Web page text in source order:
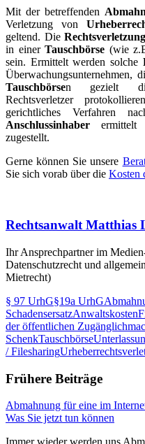
Mit der betreffenden
Verletzung von
geltend. DieRechtsverletzung
in einer Tauschbörse (wie
sein. Ermittelt werden solche
Überwachungsunternehmen,
Tauschbörsen gezielt
Rechtsverletzer
gerichtliches Verfahren
Anschlussinhaber ermittelt
zugestellt.
Gerne können Sie unsere
Sie sich vorab über die Kosten
Rechtsanwalt Matthias
Ihr Ansprechpartner im
Datenschutzrecht und
Mietrecht)
§ 97 UrhG§19a UrhG
SchadensersatzAnwaltskosten
der öffentlichen
SchenkTauschbörse
/ Filesharing
Frühere Beiträge
Abmahnung für eine im
Was Sie jetzt tun können